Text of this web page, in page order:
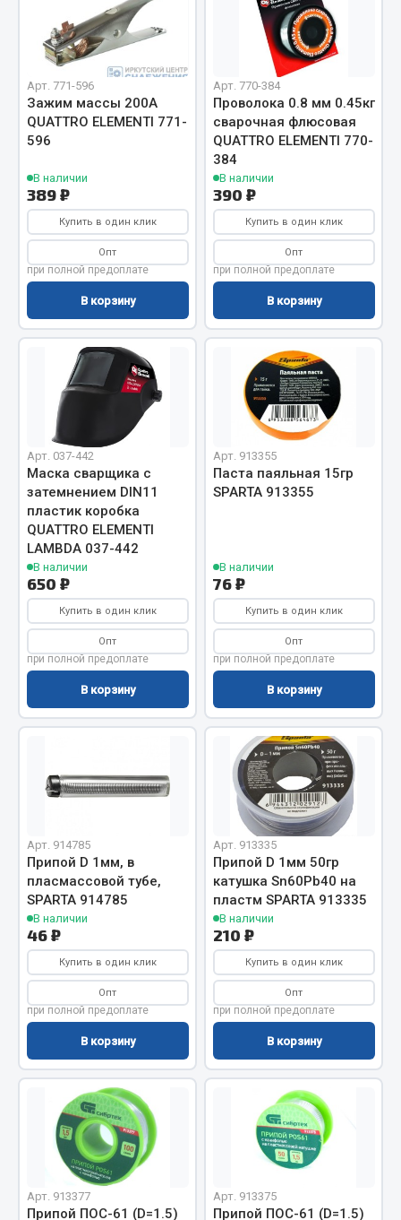
Весь раздел
Цепи подъёмные
Весь раздел
РТИ
Кольца уплотнительные
Лента конвейерная
Манжеты
Прокладки
Рукава высокого давления
Показать ещё
Весь раздел
Автомобильная электрика
Автолампы
Блоки реле и предохранителей
Вилки нагрузочные
Выключатели и переключатели клавишные
Выключатели кнопочные
Выключатель массы
Изолента
Весь раздел
Запчасти на полуприцепы
Амортизаторы для полуприцепов
Весь раздел
Запчасти КамАЗ
Двигатель
Система питания
Система выпуска газа
Система охлаждения
Сцепление
Коробка передач
Коробка передач ZF
Показать ещё
Арт. 771-596
Зажим массы 200А
QUATTRO ELEMENTI 771-
596
В наличии
389 ₽
Купить в один клик
Опт
при полной предоплате
В корзину
Арт. 770-384
Проволока 0.8 мм 0.45кг
сварочная флюсовая
QUATTRO ELEMENTI 770-
384
В наличии
390 ₽
Купить в один клик
Опт
при полной предоплате
В корзину
Арт. 037-442
Маска сварщика с
затемнением DIN11
пластик коробка
QUATTRO ELEMENTI
LAMBDA 037-442
В наличии
650 ₽
Купить в один клик
Опт
при полной предоплате
В корзину
Арт. 913355
Паста паяльная 15гр
SPARTA 913355
В наличии
76 ₽
Купить в один клик
Опт
при полной предоплате
В корзину
Арт. 914785
Припой D 1мм, в
пласмассовой тубе,
SPARTA 914785
В наличии
46 ₽
Купить в один клик
Опт
при полной предоплате
В корзину
Арт. 913335
Припой D 1мм 50гр
катушка Sn60Pb40 на
пластм SPARTA 913335
В наличии
210 ₽
Купить в один клик
Опт
при полной предоплате
В корзину
Арт. 913377
Припой ПОС-61 (D=1.5)
Арт. 913375
Припой ПОС-61 (D=1.5)